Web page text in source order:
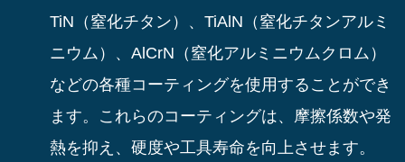
TiN（窒化チタン）、TiAlN（窒化チタンアルミ
ニウム）、AlCrN（窒化アルミニウムクロム）
などの各種コーティングを使用することができ
ます。これらのコーティングは、摩擦係数や発
熱を抑え、硬度や工具寿命を向上させます。